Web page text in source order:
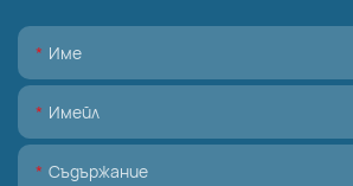
Име
Имейл
Съдържание